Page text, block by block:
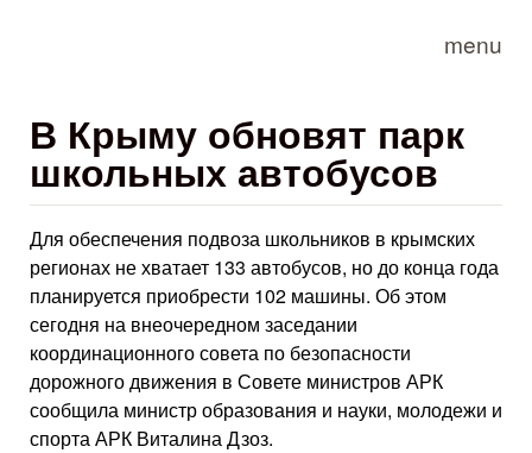
menu
В Крыму обновят парк
школьных автобусов
Для обеспечения подвоза школьников в крымских
регионах не хватает 133 автобусов, но до конца года
планируется приобрести 102 машины. Об этом
сегодня на внеочередном заседании
координационного совета по безопасности
дорожного движения в Совете министров АРК
сообщила министр образования и науки, молодежи и
спорта АРК Виталина Дзоз.